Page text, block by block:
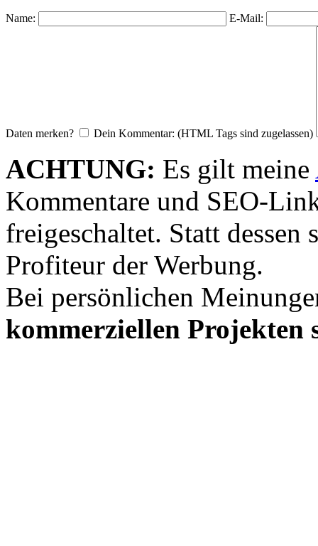
Name: E-Mail:
Daten merken? Dein Kommentar: (HTML Tags sind zugelassen)
ACHTUNG: Es gilt meine
Kommentare und SEO-
freigeschaltet. Statt dessen
Profiteur der Werbung.
Bei persönlichen
kommerziellen Projekten